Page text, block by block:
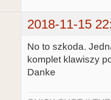
2018-11-15
No to szkoda.
komplet klawiszy
Danke